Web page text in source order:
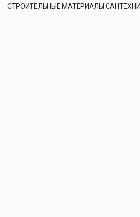
СТРОИТЕЛЬНЫЕ МАТЕРИАЛЫ